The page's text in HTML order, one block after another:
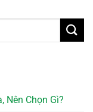
Nên Chọn Gì?